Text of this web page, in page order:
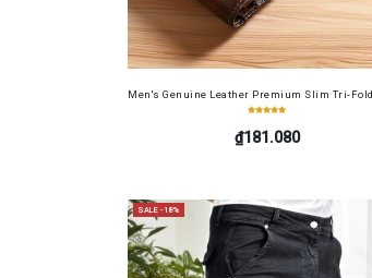
Men's Genuine Leather Premium Slim Tri-
₫181.080
SALE -18%